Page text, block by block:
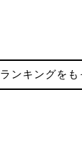
ランキングをも